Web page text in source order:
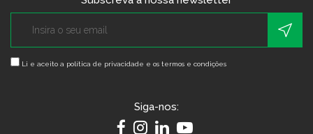
Li e aceito a política de privacidade e os termos e condições
Siga-nos: